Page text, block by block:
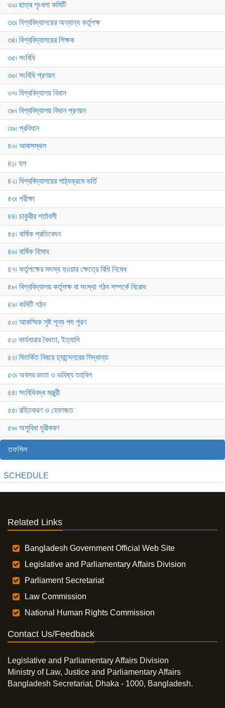
৩২৷ ছাত্র শৃংখলা কমিটি
৩৩৷ বিশ্ববিদ্যালয়ের অন্যান্য কর্তৃপক্ষ
৩৪৷ বিশ্ববিদ্যালয়ের শিক্ষক
৩৫৷ সংবিধি
৩৬৷ সংবিধি প্রণয়ন
৩৭৷ বিশ্ববিদ্যালয় বিধান
৩৮৷ বিশ্ববিদ্যালয় বিধান প্রণয়ন
৩৯৷ প্রবিধান
৪০৷ আবাসস্থল
৪১৷ হল
৪২৷ বিশ্ববিদ্যালয়ের পাঠ্যক্রমে ভর্তি
৪৩৷ পরীক্ষা
৪৪৷ চাকুরীর শর্তাবলী
৪৫৷ বার্ষিক প্রতিবেদন
৪৬৷ বার্ষিক হিসাব
৪৭৷ কর্তৃপক্ষের সদস্য হওয়ার ক্ষেত্রে বিধি নিষেধ
৪৮৷ বিশ্ববিদ্যালয় কর্তৃপক্ষ বা সংস্থা গঠন সম্পর্কে বিরোধ
৪৯৷ কমিটি গঠন
৫০৷ আকস্মিক সৃষ্ট শূন্য পদ পূরণ
৫১৷ কার্যধারার বৈধতা, ইত্যাদি
৫২৷ বিতর্কিত বিষয়ে চ্যান্সেলরের সিদ্ধান্ত
৫৩৷ অবসর ভাতা ও ভবিষ্য তহবিল
৫৪৷ সংবিধিবদ্ধ মঞ্জুরী
৫৫৷ রহিতকরণ ও হেফাজত
৫৬৷ অসুবিধা দূরীকরণ
তফসিল
SCHEDULE
Related Links
Bangladesh Government Official Web Site
Legislative and Parliamentary Affairs Division
Parliament Secretariat
Law Commission
National Human Rights Commission
Contact Us/Feedback
Legislative and Parliamentary Affairs Division
Ministry of Law, Justice and Parliamentary Affairs
Bangladesh Secretariat, Dhaka - 1000, Bangladesh.